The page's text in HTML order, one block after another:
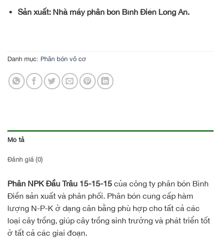
Sản xuất: Nhà máy phân bón Bình Điền Long An.
Danh mục: Phân bón vô cơ
Mô tả
Đánh giá (0)
Phân NPK Đầu Trâu 15-15-15 của công ty phân bón Bình
Điền sản xuất và phân phối. Phân bón cung cấp hàm
lượng N-P-K ở dạng cân bằng phù hợp cho tất cả các
loại cây trồng, giúp cây trồng sinh trưởng và phát triển tốt
ở tất cả các giai đoạn.